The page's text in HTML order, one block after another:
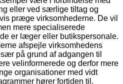
eller ved særlige tiltag og
præge virksomhederne. De vil
mere specialiserede
er læger eller butikspersonale.
afspejle virksom­hedens
på grund af adgangen til
velinformerede og derfor mere
organisationer med vidt
hører fortiden til.